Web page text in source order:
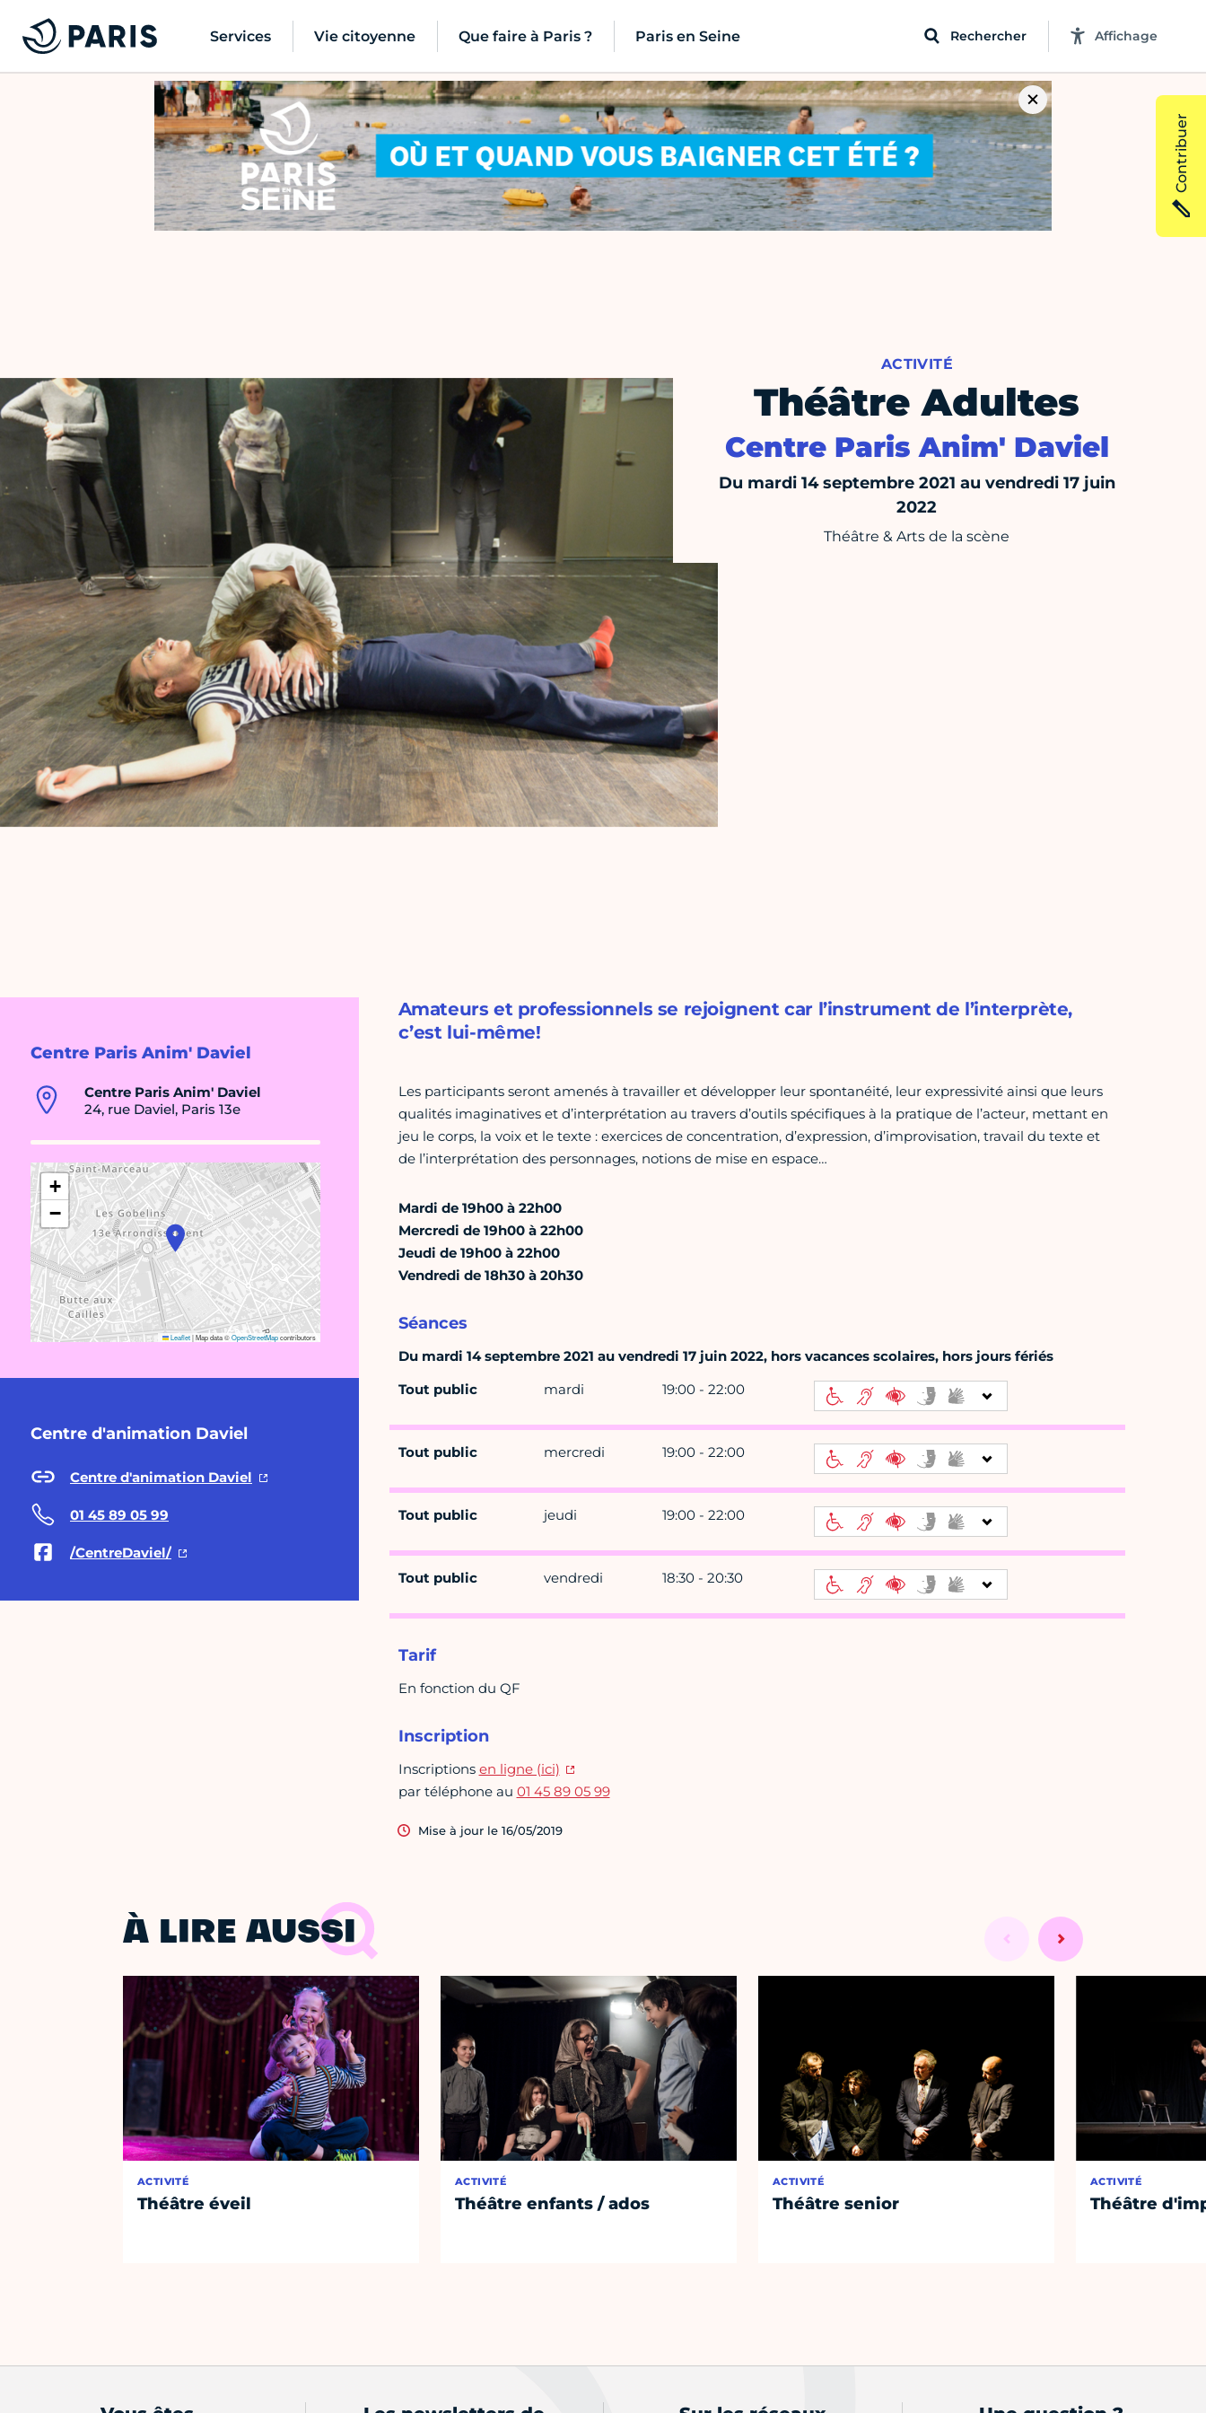
Services Vie citoyenne Que faire à Paris ? Paris en Seine Rechercher Affichage
ACTIVITÉ
Théâtre Adultes
Centre Paris Anim' Daviel
Du mardi 14 septembre 2021 au vendredi 17 juin
2022
Théâtre & Arts de la scène
Centre Paris Anim' Daviel
Centre Paris Anim' Daviel
24, rue Daviel, Paris 13e
+
−
Leaflet|Map data ©OpenStreetMapcontributors
Centre d'animation Daviel
Centre d'animation Daviel
01 45 89 05 99
/CentreDaviel/
Amateurs et professionnels se rejoignent car l’instrument de l’interprète,
c’est lui-même!
Les participants seront amenés à travailler et développer leur spontanéité, leur expressivité ainsi que leurs
qualités imaginatives et d’interprétation au travers d’outils spécifiques à la pratique de l’acteur, mettant en
jeu le corps, la voix et le texte : exercices de concentration, d’expression, d’improvisation, travail du texte et
de l’interprétation des personnages, notions de mise en espace…
Mardi de 19h00 à 22h00
Mercredi de 19h00 à 22h00
Jeudi de 19h00 à 22h00
Vendredi de 18h30 à 20h30
Séances
Du mardi 14 septembre 2021 au vendredi 17 juin 2022, hors vacances scolaires, hors jours fériés
Tout public
mardi 19:00 - 22:00
Tout public mercredi 19:00 - 22:00
Tout public jeudi 19:00 - 22:00
Tout public vendredi 18:30 - 20:30
Tarif
En fonction du QF
Inscription
Inscriptions en ligne (ici)
par téléphone au 01 45 89 05 99
Mise à jour le 16/05/2019
À LIRE AUSSI
ACTIVITÉ
Théâtre éveil
ACTIVITÉ
Théâtre enfants / ados
ACTIVITÉ
Théâtre senior
ACTIVITÉ
Théâtre
Contribuer